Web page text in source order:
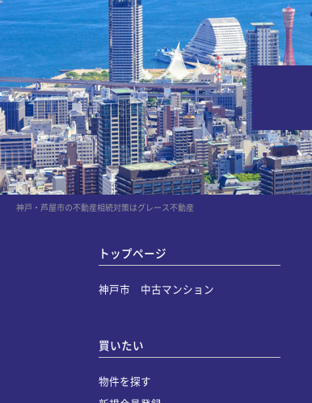
神戸・芦屋市の不動産相続対策はグレース不動産
トップページ
神戸市 中古マンション
買いたい
物件を探す